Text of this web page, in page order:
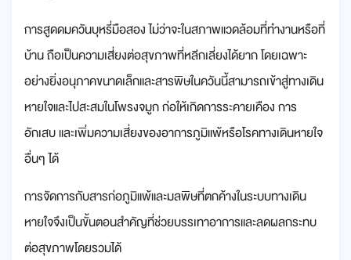
การสูดดมควันบุหรี่มือสอง ไม่ว่าจะในสภาพแวดล้อมที่ทำงานหรือที่
บ้าน ถือเป็นความเสี่ยงต่อสุขภาพที่หลีกเลี่ยงได้ยาก โดยเฉพาะ
อย่างยิ่งอนุภาคขนาดเล็กและสารพิษในควันนี้สามารถเข้าสู่ทางเดิน
หายใจและไปสะสมในโพรงจมูก ก่อให้เกิดการระคายเคือง การ
อักเสบ และเพิ่มความเสี่ยงของอาการภูมิแพ้หรือโรคทางเดินหายใจ
อื่นๆ ได้
การจัดการกับสารก่อภูมิแพ้และมลพิษที่ตกค้างในระบบทางเดิน
หายใจจึงเป็นขั้นตอนสำคัญที่ช่วยบรรเทาอาการและลดผลกระทบ
ต่อสุขภาพโดยรวมได้